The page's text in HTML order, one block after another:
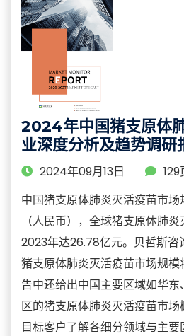
2024年中国猪支原体
业深度分析及趋势调研
2024年09月13日
129
中国猪支原体肺炎灭活疫苗市
（人民币），全球猪支原体肺
2023年达26.78亿元。贝哲斯
猪支原体肺炎灭活疫苗市场规
告中还给出中国主要区域如华
区的猪支原体肺炎灭活疫苗市
目标客户了解各细分领域与主